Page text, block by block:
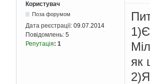
Користувач
Поза форумом
Дата реєстрації: 09.07.2014
Повідомлень: 5
Репутація: 1
як